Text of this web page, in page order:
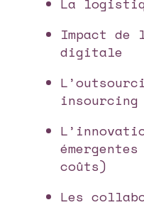
Impact
digitale
insourcing
coûts)
Les